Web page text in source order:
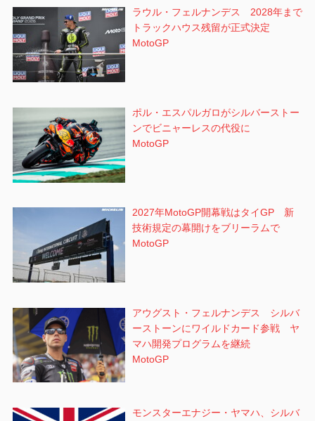
ラウル・フェルナンデス 2028年まで
トラックハウス残留が正式決定
MotoGP
ポル・エスパルガロがシルバーストー
ンでビニャーレスの代役に
MotoGP
2027年MotoGP開幕戦はタイGP 新
技術規定の幕開けをブリーラムで
MotoGP
アウグスト・フェルナンデス シルバ
ーストーンにワイルドカード参戦 ヤ
マハ開発プログラムを継続
MotoGP
モンスターエナジー・ヤマハ、シルバ